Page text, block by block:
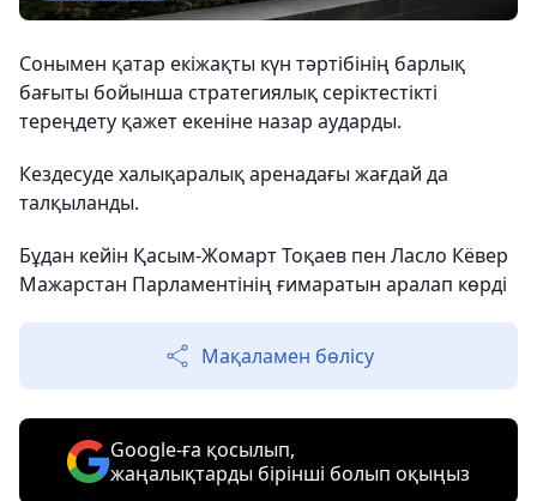
Сонымен қатар екіжақты күн тәртібінің барлық
бағыты бойынша стратегиялық серіктестікті
тереңдету қажет екеніне назар аударды.
Кездесуде халықаралық аренадағы жағдай да
талқыланды.
Бұдан кейін Қасым-Жомарт Тоқаев пен Ласло Кёвер
Мажарстан Парламентінің ғимаратын аралап көрді
Мақаламен бөлісу
Google-ға қосылып,
жаңалықтарды бірінші болып оқыңыз